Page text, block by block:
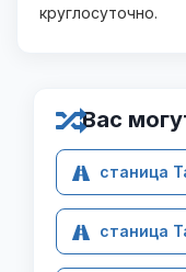
круглосуточно.
Вас
станица
станица